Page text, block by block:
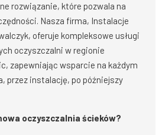
rozwiązanie, które pozwala na
Nasza firma, Instalacje
oferuje kompleksowe usługi
oczyszczalni w regionie
zapewniając wsparcie na każdym
przez instalację, po późniejszy
oczyszczalnia ścieków?